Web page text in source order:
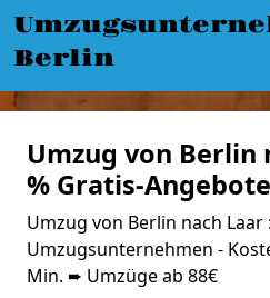
Berlin
Umzug von Berlin
% Gratis-Angebote
Umzug von Berlin nach Laar
Umzugsunternehmen -
Min. ➨ Umzüge ab 88€